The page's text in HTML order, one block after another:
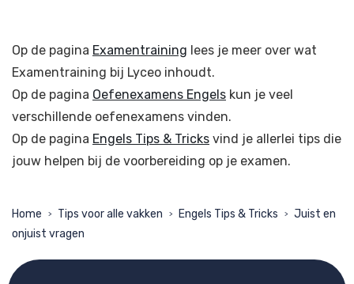
Op de pagina Examentraining lees je meer over wat
Examentraining bij Lyceo inhoudt.
Op de pagina Oefenexamens Engels kun je veel
verschillende oefenexamens vinden.
Op de pagina Engels Tips & Tricks vind je allerlei tips die
jouw helpen bij de voorbereiding op je examen.
Home > Tips voor alle vakken > Engels Tips & Tricks >
Juist en
onjuist vragen